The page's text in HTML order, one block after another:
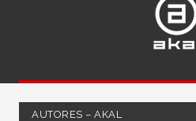
AUTORES – AKAL